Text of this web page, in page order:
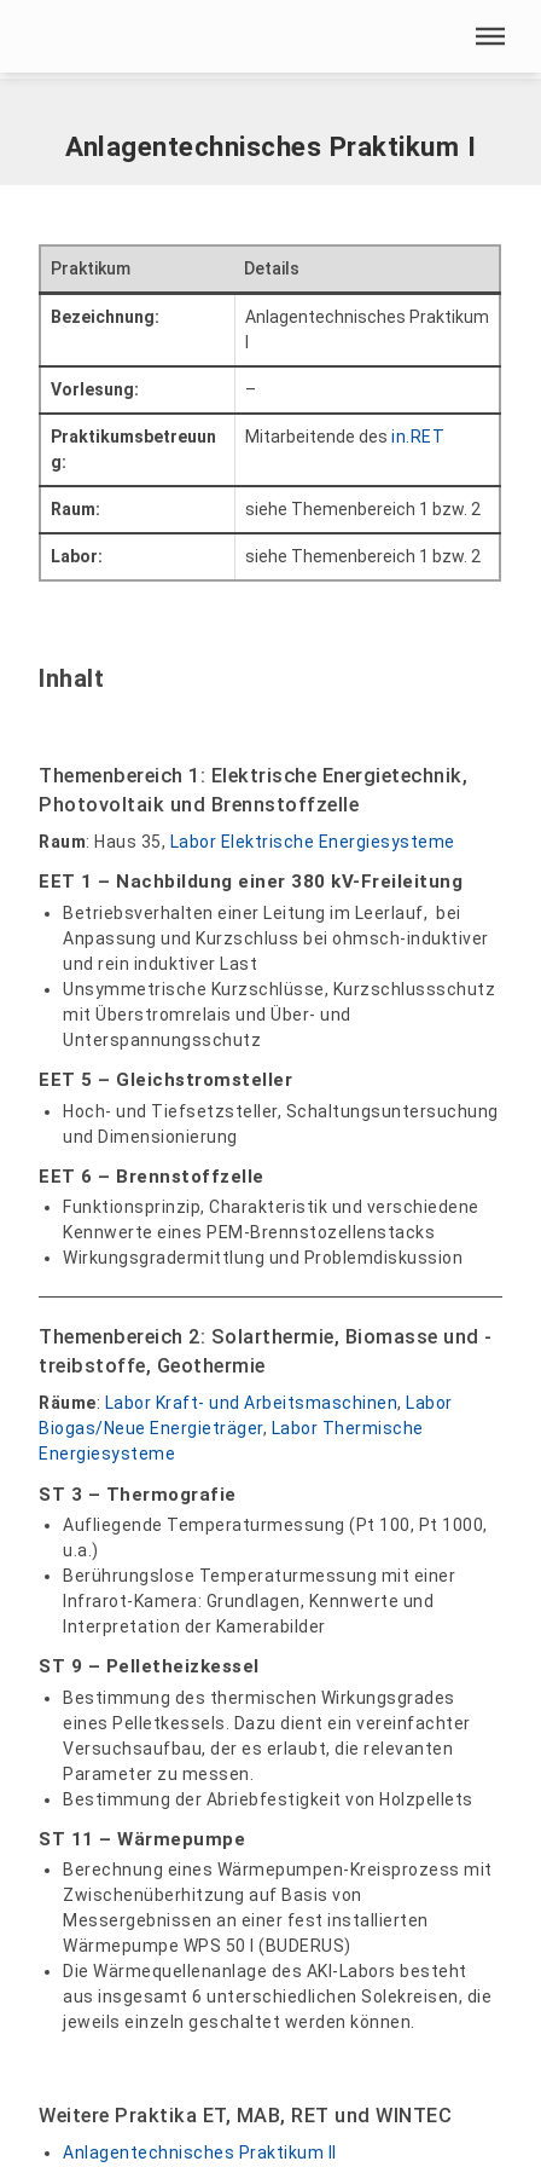
Anlagentechnisches Praktikum I
Praktikum Details
Bezeichnung:
Anlagentechnisches Praktikum
Vorlesung: –
Praktikumsbetreuun
g:
Mitarbeitende desin.RET
Raum: siehe Themenbereich 1 bzw. 2
Labor: siehe Themenbereich 1 bzw. 2
Inhalt
Themenbereich 1: Elektrische Energietechnik,
Photovoltaik und Brennstoffzelle
Raum: Haus 35, Labor Elektrische Energiesysteme
EET 1 – Nachbildung einer 380 kV-Freileitung
Betriebsverhalten einer Leitung im Leerlauf, bei
Anpassung und Kurzschluss bei ohmsch-induktiver
und rein induktiver Last
Unsymmetrische Kurzschlüsse, Kurzschlussschutz
mit Überstromrelais und Über- und
Unterspannungsschutz
EET 5 – Gleichstromsteller
Hoch- und Tiefsetzsteller, Schaltungsuntersuchung
und Dimensionierung
EET 6 – Brennstoffzelle
Funktionsprinzip, Charakteristik und verschiedene
Kennwerte eines PEM-Brennstozellenstacks
Wirkungsgradermittlung und Problemdiskussion
Themenbereich 2: Solarthermie, Biomasse und -
treibstoffe, Geothermie
Räume: Labor Kraft- und Arbeitsmaschinen, Labor
Biogas/Neue Energieträger, Labor Thermische
Energiesysteme
ST 3 – Thermografie
Aufliegende Temperaturmessung (Pt 100, Pt 1000,
u.a.)
Berührungslose Temperaturmessung mit einer
Infrarot-Kamera: Grundlagen, Kennwerte und
Interpretation der Kamerabilder
ST 9 – Pelletheizkessel
Bestimmung des thermischen Wirkungsgrades
eines Pelletkessels. Dazu dient ein vereinfachter
Versuchsaufbau, der es erlaubt, die relevanten
Parameter zu messen.
Bestimmung der Abriebfestigkeit von Holzpellets
ST 11 – Wärmepumpe
Berechnung eines Wärmepumpen-Kreisprozess mit
Zwischenüberhitzung auf Basis von
Messergebnissen an einer fest installierten
Wärmepumpe WPS 50 I (BUDERUS)
Die Wärmequellenanlage des AKI-Labors besteht
aus insgesamt 6 unterschiedlichen Solekreisen, die
jeweils einzeln geschaltet werden können.
Weitere Praktika ET, MAB, RET und WINTEC
Anlagentechnisches Praktikum II